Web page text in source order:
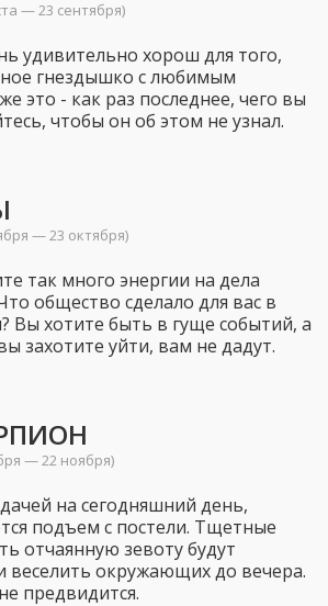
— 23 сентября)
удивительно хорош для того,
гнездышко с любимым
это - как раз последнее, чего вы
чтобы он об этом не узнал.
— 23 октября)
так много энергии на дела
общество сделало для вас в
Вы хотите быть в гуще событий, а
захотите уйти, вам не дадут.
— 22 ноября)
на сегодняшний день,
подъем с постели. Тщетные
отчаянную зевоту будут
веселить окружающих до вечера.
предвидится.